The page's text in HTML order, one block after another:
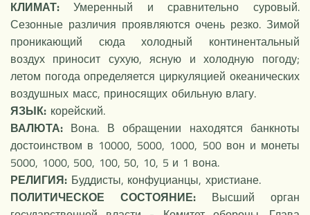
КЛИМАТ: Умеренный и сравнительно суровый.
Сезонные различия проявляются очень резко. Зимой
проникающий сюда холодный континентальный
воздух приносит сухую, ясную и холодную погоду;
летом погода определяется циркуляцией океанических
воздушных масс, приносящих обильную влагу.
ЯЗЫК: корейский.
ВАЛЮТА: Вона. В обращении находятся банкноты
достоинством в 10000, 5000, 1000, 500 вон и монеты
5000, 1000, 500, 100, 50, 10, 5 и 1 вона.
РЕЛИГИЯ: Буддисты, конфуцианцы, христиане.
ПОЛИТИЧЕСКОЕ СОСТОЯНИЕ: Высший орган